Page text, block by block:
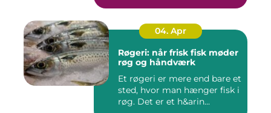
04. Apr
Røgeri: når frisk fisk møder
røg og håndværk
Et røgeri er mere end bare et
sted, hvor man hænger fisk i
røg. Det er et h&arin...